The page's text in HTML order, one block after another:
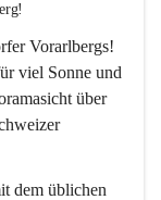
Vorarlbergs!
viel Sonne und
über
dem üblichen